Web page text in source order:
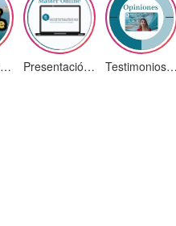
Máster Marketing Digital en Alicante Presentación ¡Nuevas Ediciones! Testimonios Alumnos